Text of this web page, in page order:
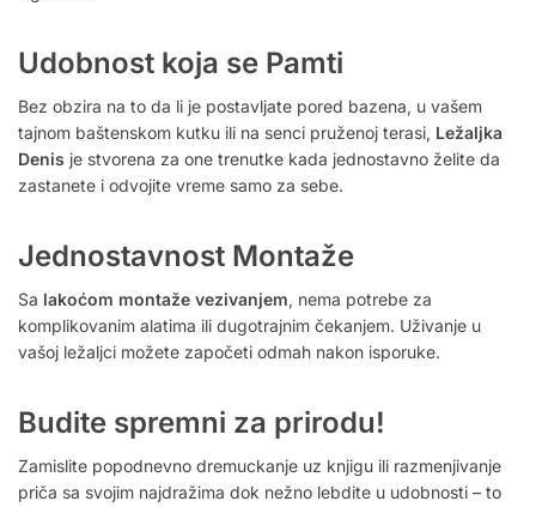
Udobnost koja se Pamti
Bez obzira na to da li je postavljate pored bazena, u vašem
tajnom baštenskom kutku ili na senci pruženoj terasi, Ležaljka
Denis je stvorena za one trenutke kada jednostavno želite da
zastanete i odvojite vreme samo za sebe.
Jednostavnost Montaže
Sa lakoćom montaže vezivanjem, nema potrebe za
komplikovanim alatima ili dugotrajnim čekanjem. Uživanje u
vašoj ležaljci možete započeti odmah nakon isporuke.
Budite spremni za prirodu!
Zamislite popodnevno dremuckanje uz knjigu ili razmenjivanje
priča sa svojim najdražima dok nežno lebdite u udobnosti – to